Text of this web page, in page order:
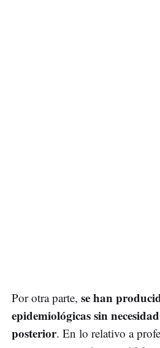
Por otra parte, se han
epidemiológicas sin
posterior. En lo relativo a